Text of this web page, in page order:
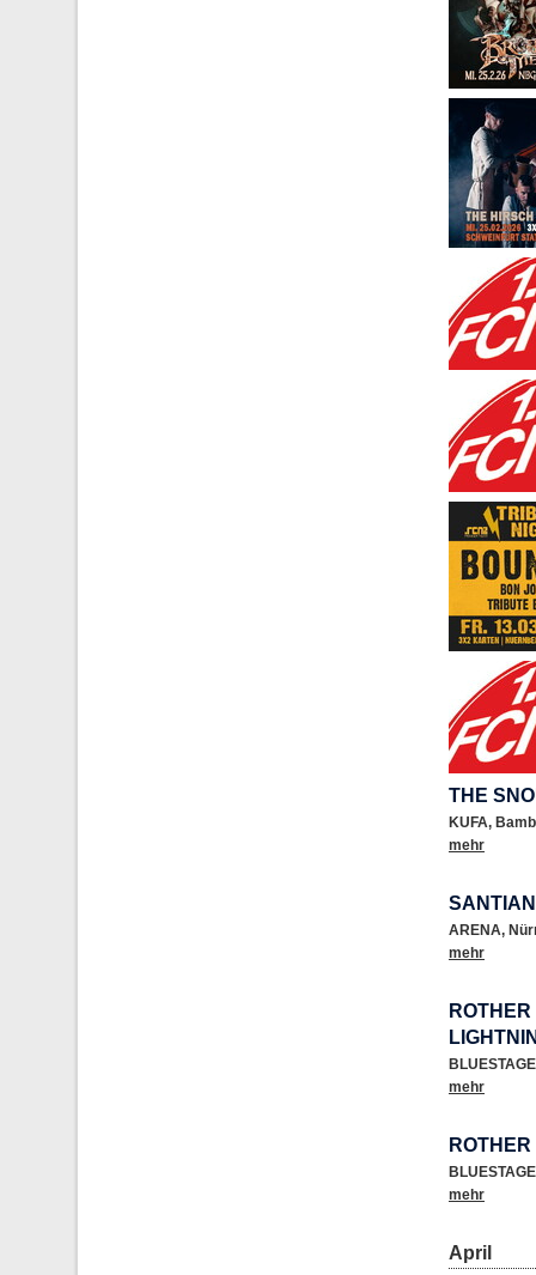
THE
KUFA,
mehr
ARENA,
mehr
BLUESTAGE
mehr
BLUESTAGE
mehr
April